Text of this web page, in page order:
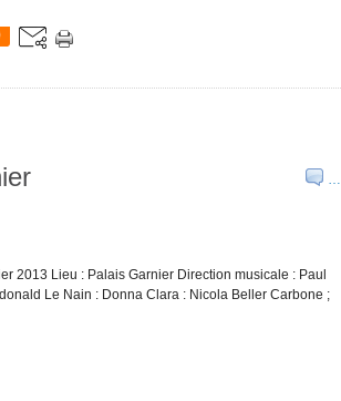
…
2013 Lieu : Palais Garnier Direction musicale : Paul
Le Nain : Donna Clara : Nicola Beller Carbone ;